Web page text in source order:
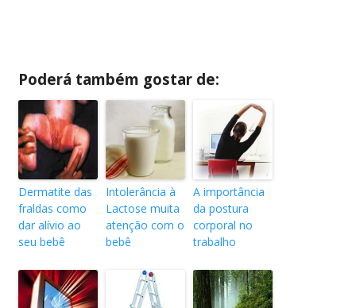
Poderá também gostar de:
Dermatite das
fraldas como
dar alívio ao
seu bebê
Intolerância à
Lactose muita
atenção com o
bebê
A importância
da postura
corporal no
trabalho